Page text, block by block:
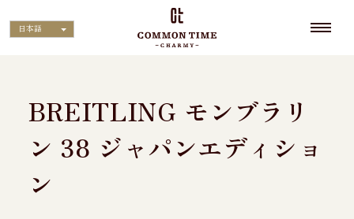
日本語
BREITLING モンブラリ
ン 38 ジャパンエディショ
ン